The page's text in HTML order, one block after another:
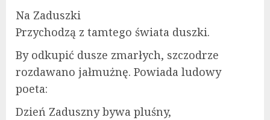
Na Zaduszki
Przychodzą z tamtego świata duszki.
By odkupić dusze zmarłych, szczodrze
rozdawano jałmużnę. Powiada ludowy
poeta:
Dzień Zaduszny bywa pluśny,